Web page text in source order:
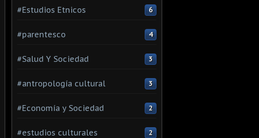
#Estudios Etnicos 6
#parentesco 4
#Salud Y Sociedad 3
#antropología cultural 3
#Economía y Sociedad 2
#estudios culturales 2